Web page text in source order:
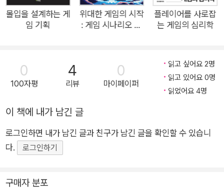
나리오 기획자의 생존 가이드 ◆ <블레이드 앤 소울> 퀘스트 기
획자 출신이 알려주는 퀘스트 기획 실무 노하우 ◆ 지망생을 위
중인 주니어 게임 기획자 ◆ 게임 시나리오에 관심이 있는 독자
및 창작자
몰입을 설계하는 게
임 기획
위대한 게임의 시작
: 게임 시나리오 작
플레이어를 사로잡
는 게임의 심리학
0
100자평
4
리뷰
0
마이페이퍼
읽고 싶어요 2명
읽고 있어요 0명
읽었어요 4명
이 책에 내가 남긴 글
로그인하면 내가 남긴 글과 친구가 남긴 글을 확인할 수 있습니
다.
로그인하기
구매자 분포